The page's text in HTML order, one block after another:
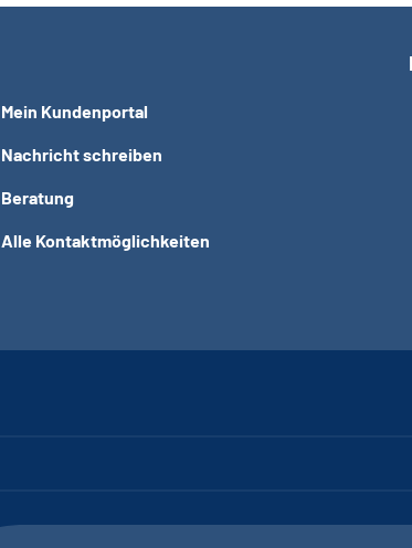
Mein Kundenportal
Nachricht schreiben
Beratung
Alle Kontaktmöglichkeiten